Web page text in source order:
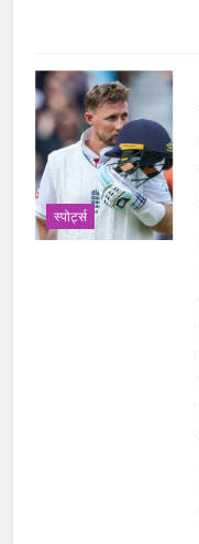
‎स्पोर्ट्स